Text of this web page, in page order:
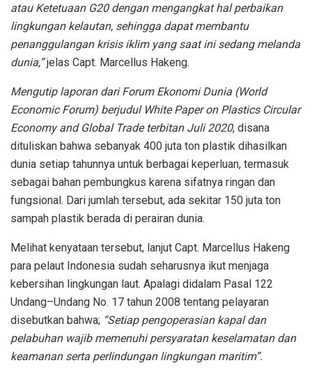
atau Ketetuaan G20 dengan mengangkat hal perbaikan
lingkungan kelautan, sehingga dapat membantu
penanggulangan krisis iklim yang saat ini sedang melanda
dunia,”jelas Capt. Marcellus Hakeng.
Mengutip laporan dari Forum Ekonomi Dunia (World
Economic Forum) berjudul White Paper on Plastics Circular
Economy and Global Trade terbitan Juli 2020, disana
dituliskan bahwa sebanyak 400 juta ton plastik dihasilkan
dunia setiap tahunnya untuk berbagai keperluan, termasuk
sebagai bahan pembungkus karena sifatnya ringan dan
fungsional. Dari jumlah tersebut, ada sekitar 150 juta ton
sampah plastik berada di perairan dunia.
Melihat kenyataan tersebut, lanjut Capt. Marcellus Hakeng
para pelaut Indonesia sudah seharusnya ikut menjaga
kebersihan lingkungan laut. Apalagi didalam Pasal 122
Undang–Undang No. 17 tahun 2008 tentang pelayaran
disebutkan bahwa; “Setiap pengoperasian kapal dan
pelabuhan wajib memenuhi persyaratan keselamatan dan
keamanan serta perlindungan lingkungan maritim”.